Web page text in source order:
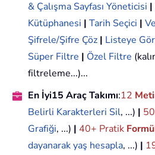
& Çalışma Sayfası Yöneticisi |
Kütüphanesi | Tarih Seçici |
Şifrele/Şifre Çöz | Listeye
Süper Filtre | Özel Filtre
filtreleme...)...
En İyi15 Araç Takımı:12
Belirli Karakterleri Sil, ...) |
Grafiği, ...) | 40+ Pratik
dayanarak yaş hesapla, ...) |